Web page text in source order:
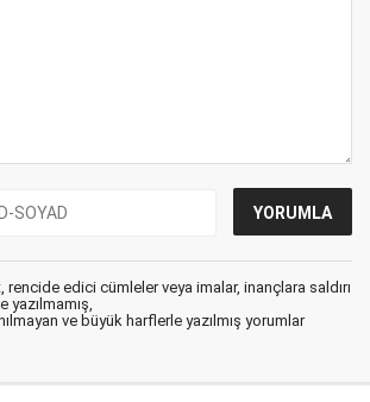
rencide edici cümleler veya imalar, inançlara saldırı
yazılmamış,
ve büyük harflerle yazılmış yorumlar